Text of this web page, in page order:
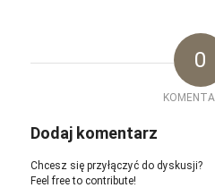
0
Dodaj komentarz
Chcesz się przyłączyć do dyskusji?
Feel free to contribute!